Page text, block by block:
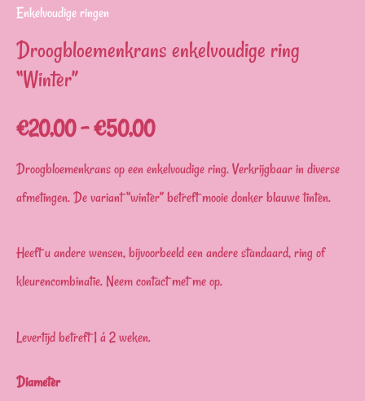
Enkelvoudige ringen
Droogbloemenkrans enkelvoudige ring
“Winter”
€20,00–€50,00
Droogbloemenkrans op een enkelvoudige ring. Verkrijgbaar in diverse
afmetingen. De variant “winter” betreft mooie donker blauwe tinten.
Heeft u andere wensen, bijvoorbeeld een andere standaard, ring of
kleurencombinatie. Neem contact met me op.
Levertijd betreft 1 á 2 weken.
Diameter